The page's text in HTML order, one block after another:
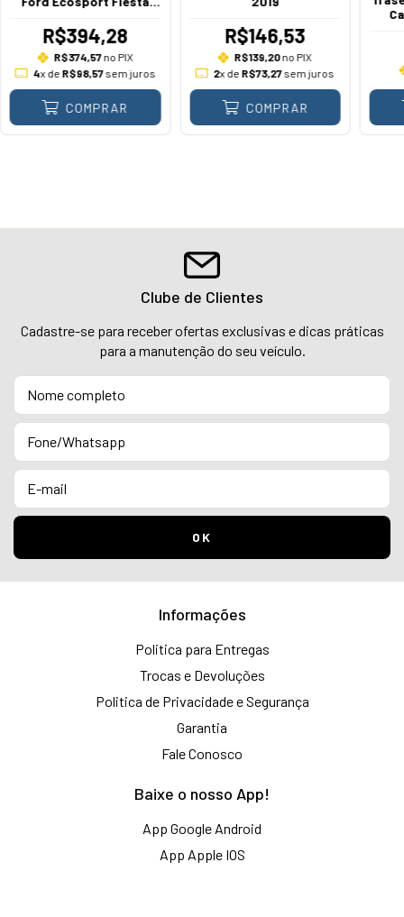
Freestyle 2010 A 2021 1.0
1.5 1.6 2.0
R$394,28
R$374,57no PIX
4x de R$98,57sem juros
COMPRAR
R$146,53
R$139,20no PIX
2x de R$73,27sem juros
COMPRAR
Clube de Clientes
Cadastre-se para receber ofertas exclusivas e dicas práticas
para a manutenção do seu veículo.
Informações
Politica para Entregas
Trocas e Devoluções
Politica de Privacidade e Segurança
Garantia
Fale Conosco
Baixe o nosso App!
App Google Android
App Apple IOS